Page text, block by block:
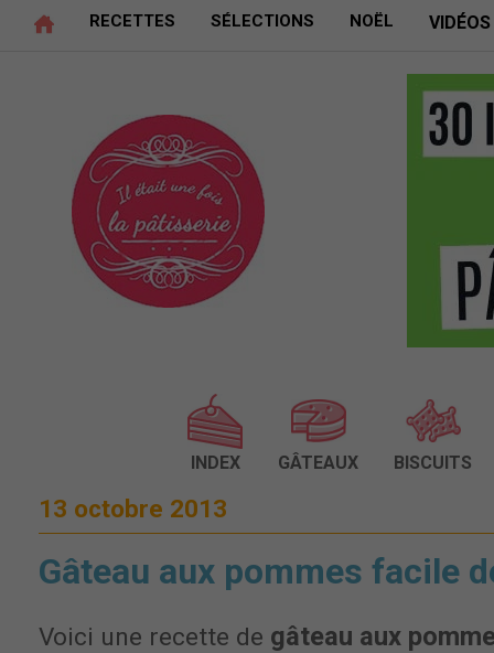
RECETTES SÉLECTIONS NOËL VIDÉOS
INDEX GÂTEAUX BISCUITS
13 octobre 2013
Gâteau aux pommes facile
Voici une recette de gâteau aux